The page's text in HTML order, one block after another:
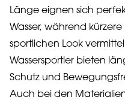
Länge eignen sich
Wasser, während
sportlichen Look
Wassersportler bieten
Schutz und
Auch bei den